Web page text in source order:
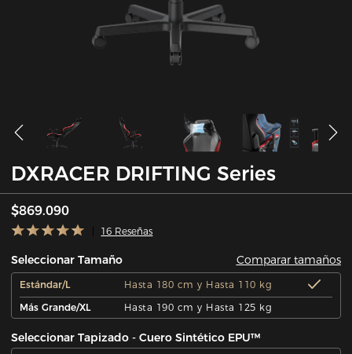
DXRACER DRIFTING Series
$869.090
16 Reseñas
Seleccionar Tamaño Comparar tamaños
Estándar/L
Hasta 180 cm y Hasta 110 kg
Más Grande/XL
Hasta 190 cm y Hasta 125 kg
Seleccionar Tapizado - Cuero Sintético EPU™